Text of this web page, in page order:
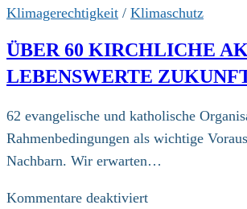
auf
Pilger-
Messe
Hamburg
Klimagerechtigkeit / Klimaschutz
ÜBER 60 KIRCHLICHE
LEBENSWERTE
62 evangelische und katholische
Rahmenbedingungen als wichtige
Nachbarn. Wir erwarten…
Kommentare deaktiviertfür